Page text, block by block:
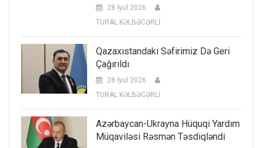
28 İyul 2026
TURAL KƏLBƏCƏRLİ
Qazaxıstandakı Səfirimiz Də Geri
Çağırıldı
28 İyul 2026
TURAL KƏLBƏCƏRLİ
Azərbaycan-Ukrayna Hüquqi Yardım
Müqaviləsi Rəsmən Təsdiqləndi